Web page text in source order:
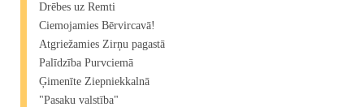
Drēbes uz Remti
Ciemojamies Bērvircavā!
Atgriežamies Zirņu pagastā
Palīdzība Purvciemā
Ģimenīte Ziepniekkalnā
"Pasaku valstība"